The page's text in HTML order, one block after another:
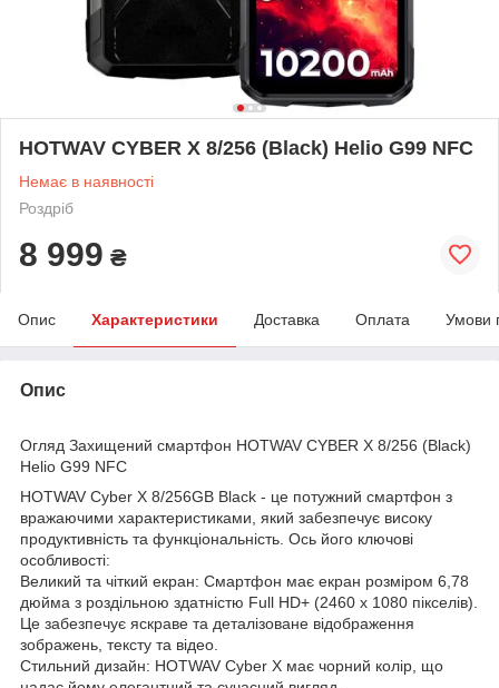
HOTWAV CYBER X 8/256 (Black) Helio G99 NFC
Немає в наявності
Роздріб
8 999 ₴
Опис Характеристики Доставка Оплата Умови
Опис
Огляд Захищений смартфон HOTWAV CYBER X 8/256 (Black)
Helio G99 NFC
HOTWAV Cyber X 8/256GB Black - це потужний смартфон з
вражаючими характеристиками, який забезпечує високу
продуктивність та функціональність. Ось його ключові
особливості:
Великий та чіткий екран: Смартфон має екран розміром 6,78
дюйма з роздільною здатністю Full HD+ (2460 x 1080 пікселів).
Це забезпечує яскраве та деталізоване відображення
зображень, тексту та відео.
Стильний дизайн: HOTWAV Cyber X має чорний колір, що